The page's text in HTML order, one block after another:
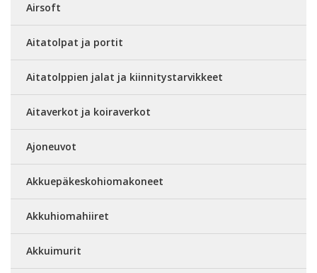
Airsoft
Aitatolpat ja portit
Aitatolppien jalat ja kiinnitystarvikkeet
Aitaverkot ja koiraverkot
Ajoneuvot
Akkuepäkeskohiomakoneet
Akkuhiomahiiret
Akkuimurit